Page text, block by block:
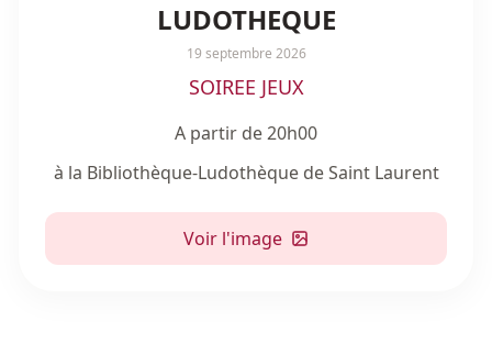
LUDOTHEQUE
19 septembre 2026
SOIREE JEUX
A partir de 20h00
à la Bibliothèque-Ludothèque de Saint Laurent
Voir l'image